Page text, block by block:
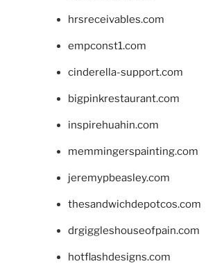
hrsreceivables.com
empconst1.com
cinderella-support.com
bigpinkrestaurant.com
inspirehuahin.com
memmingerspainting.com
jeremypbeasley.com
thesandwichdepotcos.com
drgiggleshouseofpain.com
hotflashdesigns.com